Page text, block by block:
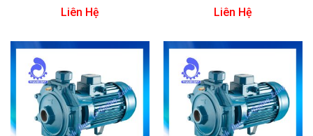
Liên Hệ
Liên Hệ